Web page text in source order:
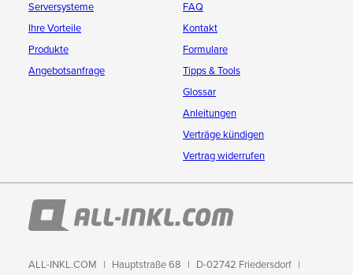
Serversysteme
Ihre Vorteile
Produkte
Angebotsanfrage
FAQ
Kontakt
Formulare
Tipps & Tools
Glossar
Anleitungen
Verträge kündigen
Vertrag widerrufen
ALL-INKL.COM Hauptstraße 68 D-02742 Friedersdorf